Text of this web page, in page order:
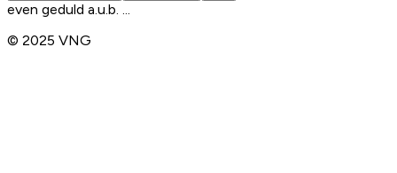
even geduld a.u.b. ...
© 2025 VNG